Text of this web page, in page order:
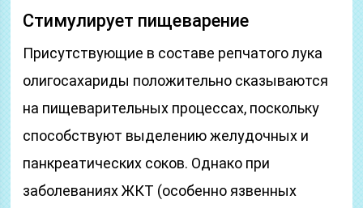
Стимулирует пищеварение
Присутствующие в составе репчатого лука
олигосахариды положительно сказываются
на пищеварительных процессах, поскольку
способствуют выделению желудочных и
панкреатических соков. Однако при
заболеваниях ЖКТ (особенно язвенных